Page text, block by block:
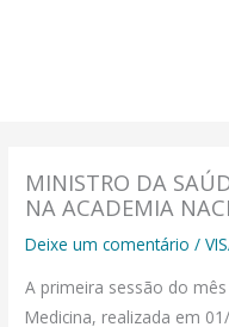
MINISTRO DA
NA ACADEMIA
Deixe um comentário /
​A primeira sessão do
Medicina, realizada em